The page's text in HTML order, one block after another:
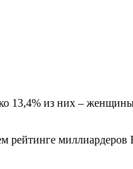
13,4% из них –
рейтинге миллиардеров